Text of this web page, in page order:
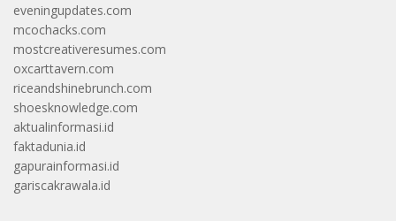
eveningupdates.com
mcochacks.com
mostcreativeresumes.com
oxcarttavern.com
riceandshinebrunch.com
shoesknowledge.com
aktualinformasi.id
faktadunia.id
gapurainformasi.id
gariscakrawala.id